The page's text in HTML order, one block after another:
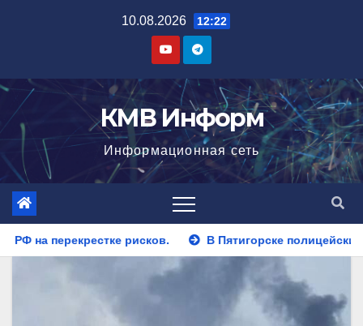
10.08.2026 12:22
КМВ Информ
Информационная сеть
В Пятигорске полицейские задержали закладчика,